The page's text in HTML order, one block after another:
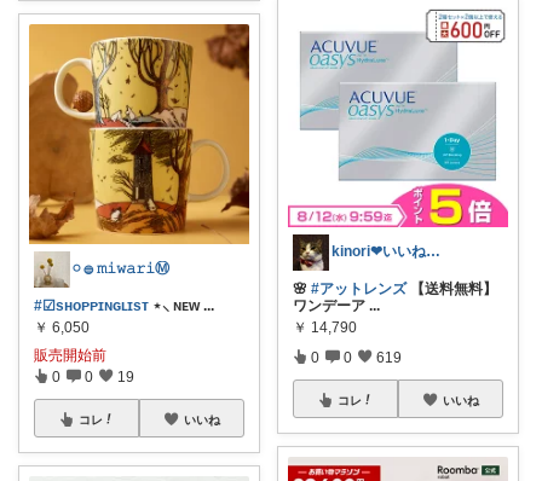
𓏸 𓐍 𝚖𝚒𝚠𝚊𝚛𝚒Ⓜ︎
#☑sʜᴏᴘᴘɪɴɢʟɪsᴛ ⋆⸜ ɴᴇᴡ ...
￥ 6,050
販売開始前
0 0 19
コレ いいね
kinori❤︎いいねご購入感謝です💝
🌸 #アットレンズ【送料無料】
ワンデーア ...
￥ 14,790
0 0 619
コレ いいね